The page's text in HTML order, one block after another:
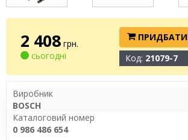
2 408 грн.
сьогодні
ПРИДБАТИ
Код: 21079-7
Виробник
BOSCH
Каталоговий номер
0 986 486 654